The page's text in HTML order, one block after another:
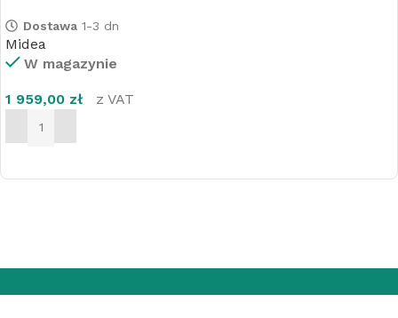
Dostawa 1-3 dn
Midea
W magazynie
1 959,00 zł z VAT
DODAJ DO KOSZYKA